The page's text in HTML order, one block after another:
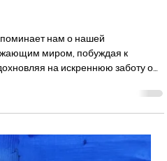
спасти мир: